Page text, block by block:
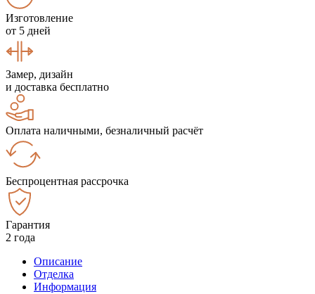
Изготовление
от 5 дней
Замер, дизайн
и доставка бесплатно
Оплата наличными, безналичный расчёт
Беспроцентная рассрочка
Гарантия
2 года
Описание
Отделка
Информация